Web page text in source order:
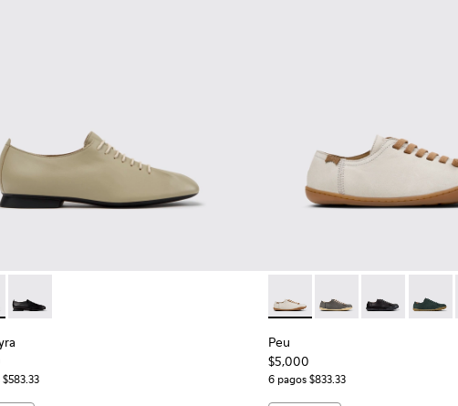
para mujer.
- K201802-004 - Zapatos de piel beige para mujer.
Casi Myra - K201802-001 Peu - 20848-269 - Zapatos
Peu - 20848-268
Peu - 20848-
Peu -
Peu
$5,000
6 pagos $833.33